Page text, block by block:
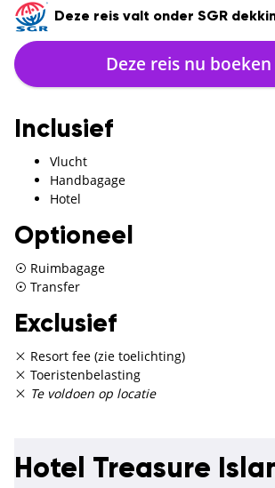
Deze reis valt onder SGR
Deze reis nu boeken
Inclusief
Vlucht
Handbagage
Hotel
Optioneel
Ruimbagage
Transfer
Exclusief
Resort fee (zie toelichting)
Toeristenbelasting
Te voldoen op locatie
Hotel Treasure